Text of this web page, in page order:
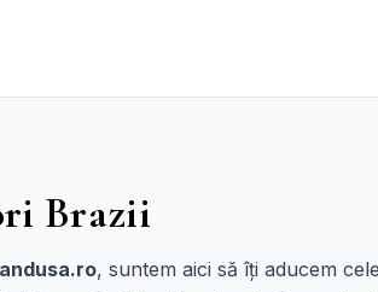
Brazii
, suntem aici să îți aducem